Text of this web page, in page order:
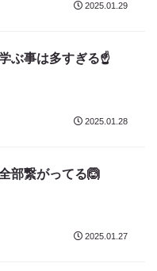
2025.01.29
ぶ事は多すぎる☝️
2025.01.28
部繋がってる🙆
2025.01.27